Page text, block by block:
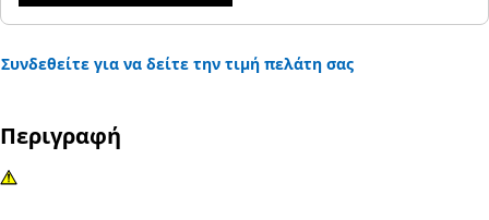
Συνδεθείτε για να δείτε την τιμή πελάτη σας
Περιγραφή